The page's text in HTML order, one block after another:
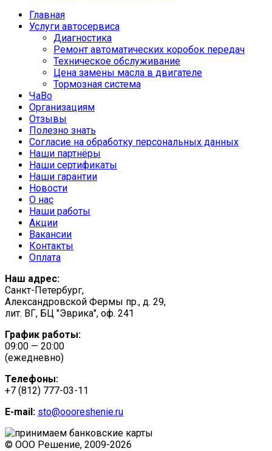
Главная
Услуги автосервиса
Диагностика
Ремонт автоматических коробок передач
Техническое обслуживание
Цена замены масла в двигателе
Тормозная система
ЧаВо
Организациям
Отзывы
Полезно знать
Согласие на обработку персональных данных
Наши партнёры
Наши сертификаты
Наши гарантии
Новости
О нас
Наши работы
Акции
Вакансии
Контакты
Оплата
Наш адрес:
Санкт-Петербург,
Александровской Фермы пр., д. 29,
лит. ВГ, БЦ "Эврика", оф. 241
График работы:
09:00 — 20:00
(ежедневно)
Телефоны:
+7 (812) 777-03-11
E-mail: sto@oooreshenie.ru
© ООО Решение, 2009-2026